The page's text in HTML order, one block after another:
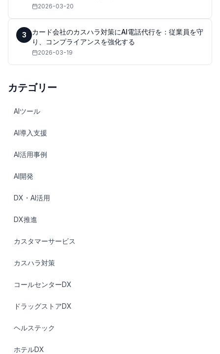
2026-03-20
3
カード会社のカスハラ対策にAI電話代行を：従業員を守
り、コンプライアンスを強化する
2026-03-19
カテゴリー
AIツール
AI導入支援
AI活用事例
AI開発
DX・AI活用
DX推進
カスタマーサービス
カスハラ対策
コールセンターDX
ドラッグストアDX
ヘルステック
ホテルDX